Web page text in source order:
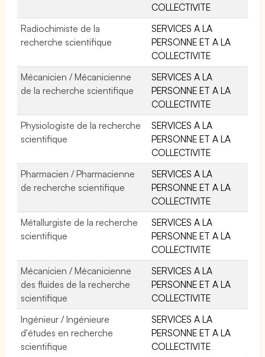
COLLECTIVITE
Radiochimiste de la
recherche scientifique
SERVICES A LA
PERSONNE ET A LA
COLLECTIVITE
Mécanicien / Mécanicienne
de la recherche scientifique
SERVICES A LA
PERSONNE ET A LA
COLLECTIVITE
Physiologiste de la recherche
scientifique
SERVICES A LA
PERSONNE ET A LA
COLLECTIVITE
Pharmacien / Pharmacienne
de recherche scientifique
SERVICES A LA
PERSONNE ET A LA
COLLECTIVITE
Métallurgiste de la recherche
scientifique
SERVICES A LA
PERSONNE ET A LA
COLLECTIVITE
Mécanicien / Mécanicienne
des fluides de la recherche
scientifique
SERVICES A LA
PERSONNE ET A LA
COLLECTIVITE
Ingénieur / Ingénieure
d'études en recherche
scientifique
SERVICES A LA
PERSONNE ET A LA
COLLECTIVITE